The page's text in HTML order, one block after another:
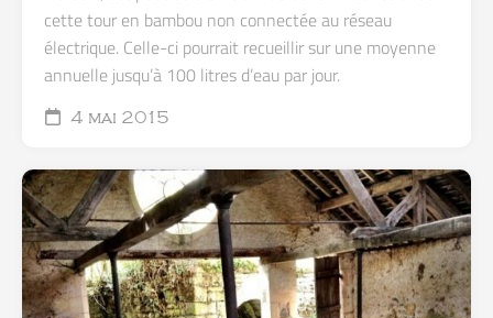
cette tour en bambou non connectée au réseau
électrique. Celle-ci pourrait recueillir sur une moyenne
annuelle jusqu’à 100 litres d’eau par jour.
4 mai 2015